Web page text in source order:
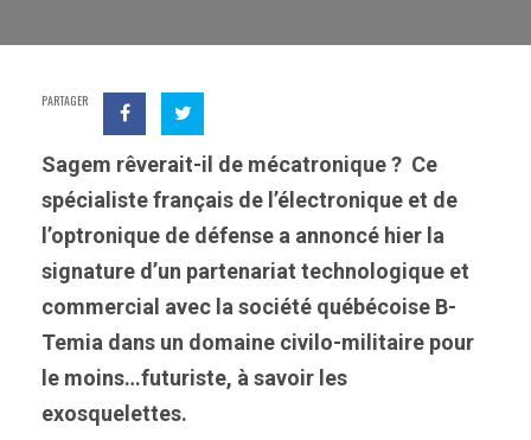
PARTAGER
Sagem rêverait-il de mécatronique ? Ce
spécialiste français de l’électronique et de
l’optronique de défense a annoncé hier la
signature d’un partenariat technologique et
commercial avec la société québécoise B-
Temia dans un domaine civilo-militaire pour
le moins…futuriste, à savoir les
exosquelettes.